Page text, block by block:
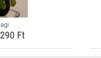
Ft